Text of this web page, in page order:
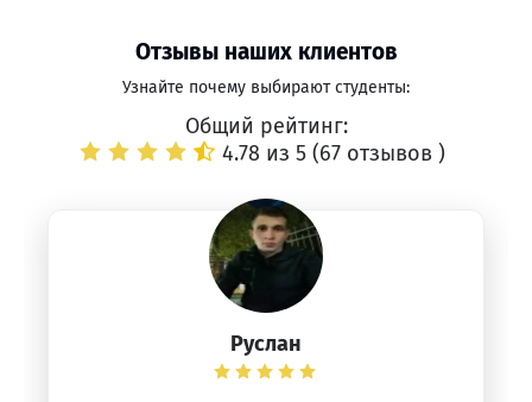
Отзывы наших клиентов
Узнайте почему выбирают студенты:
Общий рейтинг:
4.78 из 5 (67 отзывов )
Руслан